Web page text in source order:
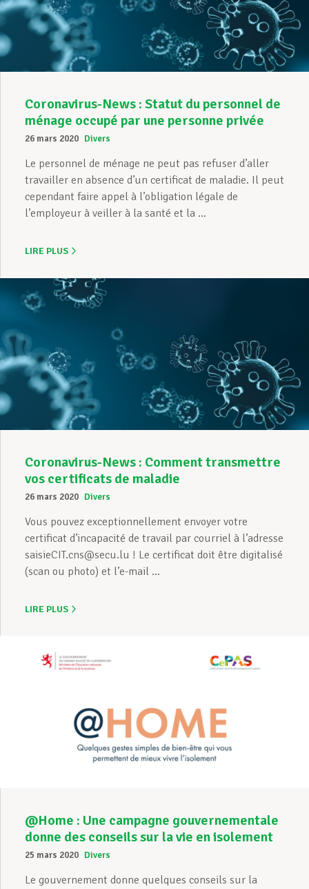
Assistance en vie privée
Devenir Membre
Actualités
Coronavirus-News : Statut du personnel de
ménage occupé par une personne privée
26 mars 2020 Divers
Le personnel de ménage ne peut pas refuser d’aller
travailler en absence d’un certificat de maladie. Il peut
cependant faire appel à l’obligation légale de
l’employeur à veiller à la santé et la ...
LIRE PLUS
Coronavirus-News : Comment transmettre
vos certificats de maladie
26 mars 2020 Divers
Vous pouvez exceptionnellement envoyer votre
certificat d’incapacité de travail par courriel à l’adresse
saisieCIT.cns@secu.lu ! Le certificat doit être digitalisé
(scan ou photo) et l’e-mail ...
LIRE PLUS
@Home : Une campagne gouvernementale
donne des conseils sur la vie en isolement
25 mars 2020 Divers
Le gouvernement donne quelques conseils sur la